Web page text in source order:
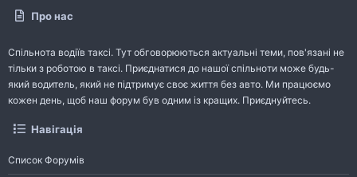
Про нас
Спільнота водіїв таксі. Тут обговорюються актуальні теми, пов'язані не
тільки з роботою в таксі. Приєднатися до нашої спільноти може будь-
який водитель, який не підтримує своє життя без авто. Ми працюємо
кожен день, щоб наш форум був одним із кращих. Приєднуйтесь.
Навігація
Список Форумів